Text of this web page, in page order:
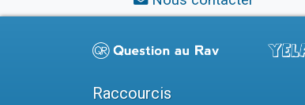
Raccourcis